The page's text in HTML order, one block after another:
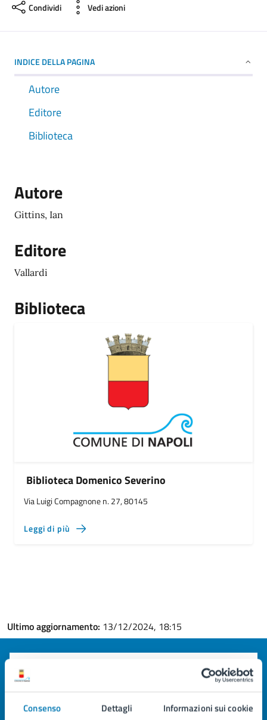
Consenso Dettagli Informazioni sui cookie
Condividi Vedi azioni
INDICE DELLA PAGINA
Autore
Editore
Biblioteca
Autore
Gittins, Ian
Editore
Vallardi
Biblioteca
Biblioteca Domenico Severino
Via Luigi Compagnone n. 27, 80145
Leggi di più
Ultimo aggiornamento: 13/12/2024, 18:15
Quanto sono chiare le informazioni su questa
pagina?
Valuta la chiarezza delle informazioni (da 1 a 5 stelle)
Seleziona il numero di stelle per valutare la chiarezza delle